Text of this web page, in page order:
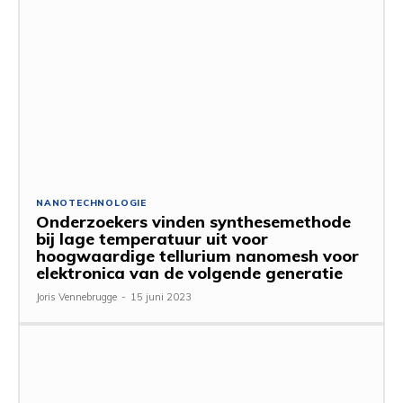
NANOTECHNOLOGIE
Onderzoekers vinden synthesemethode
bij lage temperatuur uit voor
hoogwaardige tellurium nanomesh voor
elektronica van de volgende generatie
Joris Vennebrugge - 15 juni 2023